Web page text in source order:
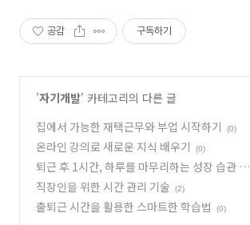
공감 구독하기
'자기개발' 카테고리의 다른 글
집에서 가능한 재택근무와 부업 시작하기
(0)
온라인 강의로 새로운 지식 배우기 (0)
퇴근 후 1시간, 하루를 마무리하는 성장 습관 만
들기
(0)
직장인을 위한 시간 관리 기술 (2)
출퇴근 시간을 활용한 스마트한 학습법 (0)